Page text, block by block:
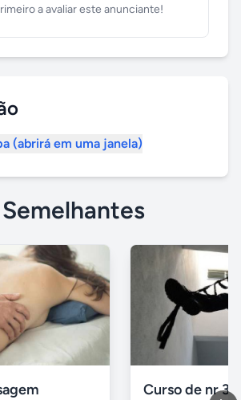
a avaliar este anunciante!
(abrirá em uma janela)
Curso de nr 35